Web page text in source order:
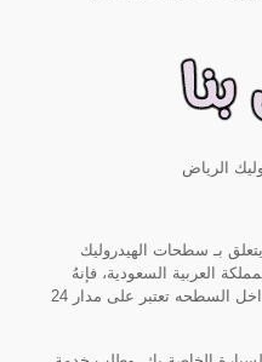
بـ سطحات الهيدروليك
العربية السعودية، فإنهُ
وجب التنويه الى أن ساعات العمل داخل السطحه تعتبر على مدار 24